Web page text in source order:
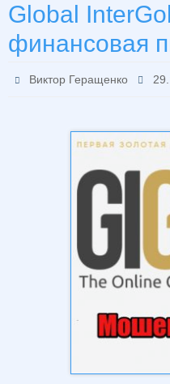
Global
финансовая
Виктор Геращенко